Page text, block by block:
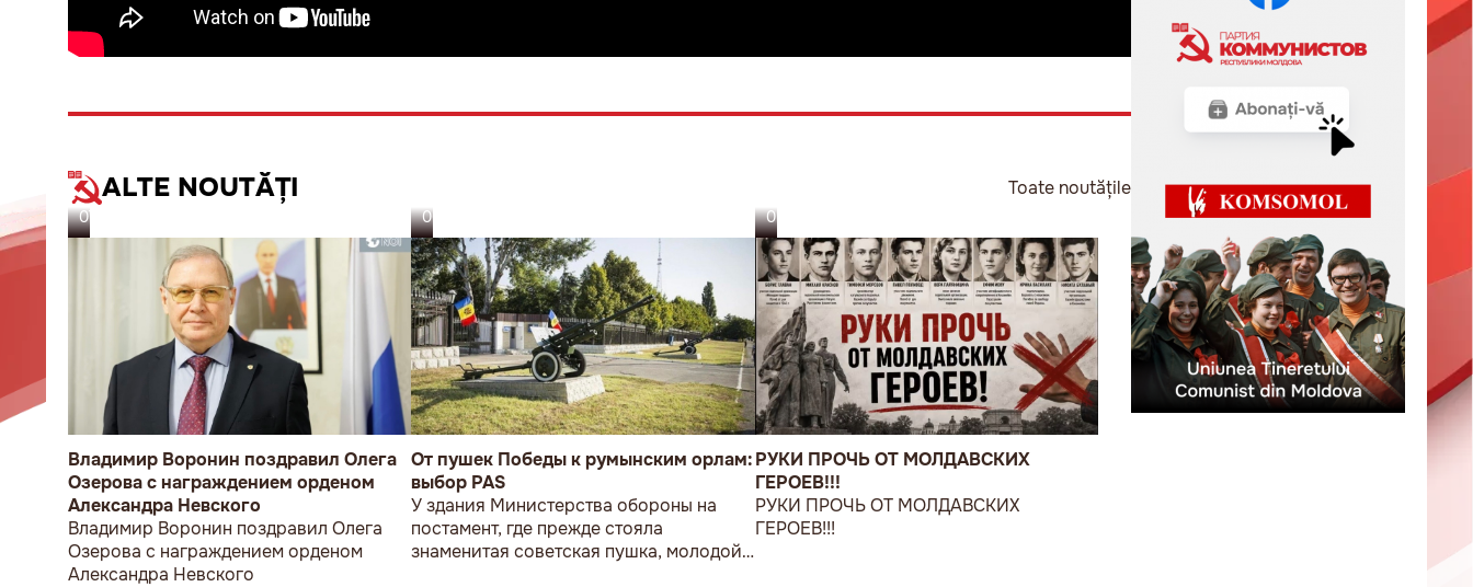
ALTE NOUTĂȚI Toate noutățile
07.08.26
Владимир Воронин поздравил Олега
Озерова с награждением орденом
Александра Невского
Владимир Воронин поздравил Олега
Озерова с награждением орденом
Александра Невского
06.08.26
От пушек Победы к румынским орлам:
выбор PAS
У здания Министерства обороны на
постамент, где прежде стояла
знаменитая советская пушка, молодой
05.08.26
РУКИ ПРОЧЬ ОТ МОЛДАВСКИХ
ГЕРОЕВ!!!
РУКИ ПРОЧЬ ОТ МОЛДАВСКИХ
ГЕРОЕВ!!!